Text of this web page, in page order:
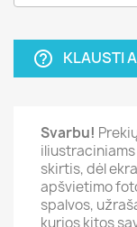
help_outline KLAUSTI
Svarbu!
skirtis, dėl
apšvietimo
spalvos,
kurios kitos